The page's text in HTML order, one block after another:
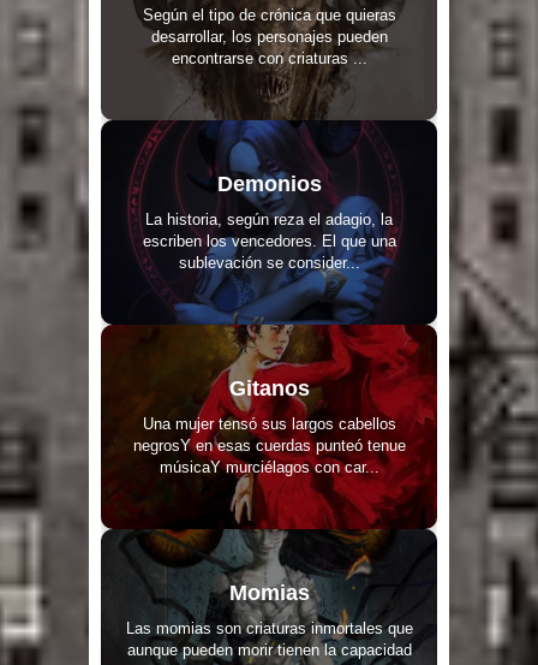
Según el tipo de crónica que quieras
desarrollar, los personajes pueden
encontrarse con criaturas ...
Demonios
La historia, según reza el adagio, la
escriben los vencedores. El que una
sublevación se consider...
Gitanos
Una mujer tensó sus largos cabellos
negrosY en esas cuerdas punteó tenue
músicaY murciélagos con car...
Momias
Las momias son criaturas inmortales que
aunque pueden morir tienen la capacidad